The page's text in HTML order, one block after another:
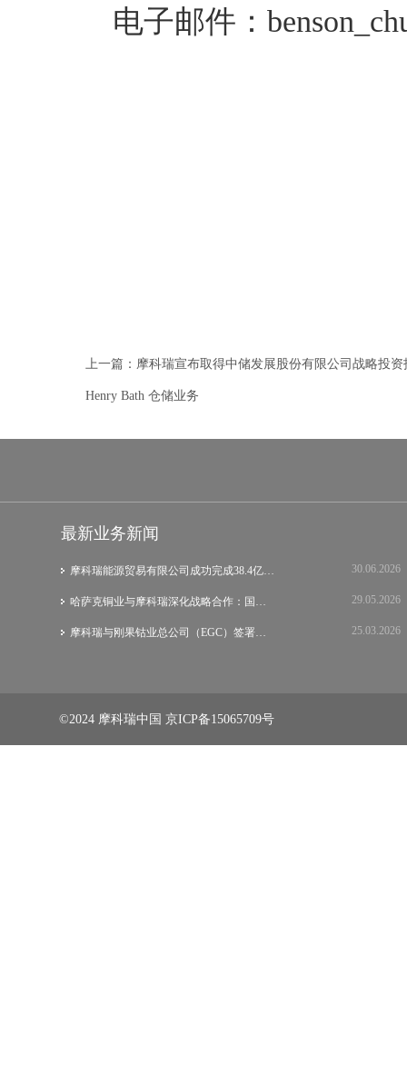
电子邮件：
上一篇： 摩科瑞宣布取得中储发展股份有限公司战略投资
Henry Bath 仓储业务
最新业务新闻
摩科瑞能源贸易有限公司成功完成38.4亿美元… 30.06.2026
哈萨克铜业与摩科瑞深化战略合作：国际集团… 29.05.2026
摩科瑞与刚果钴业总公司（EGC）签署战略谅… 25.03.2026
©2024 摩科瑞中国 京ICP备15065709号